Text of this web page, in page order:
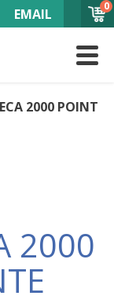
EMAIL 0
2000 POINTE
2000